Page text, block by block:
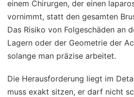
einem Chirurgen, der einen
vornimmt, statt den gesamten
Das Risiko von Folgeschäden an
Lagern oder der Geometrie der
solange man präzise arbeitet.
Die Herausforderung liegt im
muss exakt sitzen, er darf nicht